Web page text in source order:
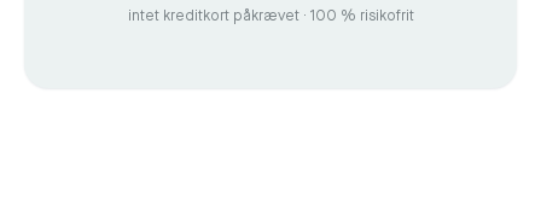
intet kreditkort påkrævet · 100 % risikofrit